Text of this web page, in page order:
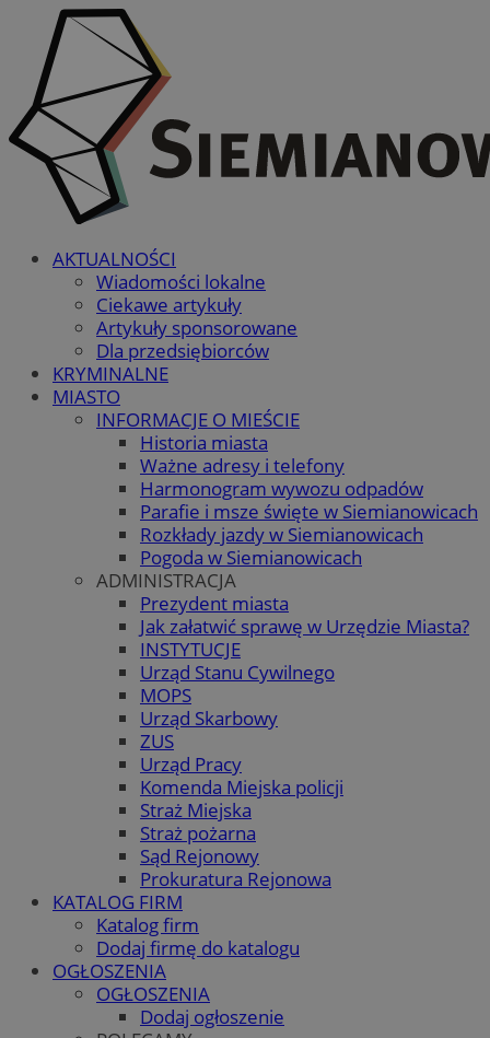
AKTUALNOŚCI
Wiadomości lokalne
Ciekawe artykuły
Artykuły sponsorowane
Dla przedsiębiorców
KRYMINALNE
MIASTO
INFORMACJE O MIEŚCIE
Historia miasta
Ważne adresy i telefony
Harmonogram wywozu odpadów
Parafie i msze święte w Siemianowicach
Rozkłady jazdy w Siemianowicach
Pogoda w Siemianowicach
ADMINISTRACJA
Prezydent miasta
Jak załatwić sprawę w Urzędzie Miasta?
INSTYTUCJE
Urząd Stanu Cywilnego
MOPS
Urząd Skarbowy
ZUS
Urząd Pracy
Komenda Miejska policji
Straż Miejska
Straż pożarna
Sąd Rejonowy
Prokuratura Rejonowa
KATALOG FIRM
Katalog firm
Dodaj firmę do katalogu
OGŁOSZENIA
OGŁOSZENIA
Dodaj ogłoszenie